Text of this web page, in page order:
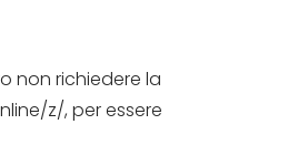
non richiedere la
z/, per essere